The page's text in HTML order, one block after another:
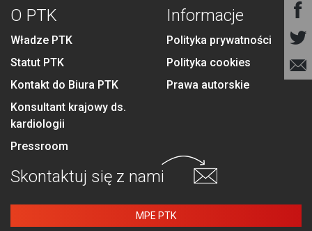
O PTK
Władze PTK
Statut PTK
Kontakt do Biura PTK
Konsultant krajowy ds.
kardiologii
Pressroom
Informacje
Polityka prywatności
Polityka cookies
Prawa autorskie
Skontaktuj się z nami
MPE PTK